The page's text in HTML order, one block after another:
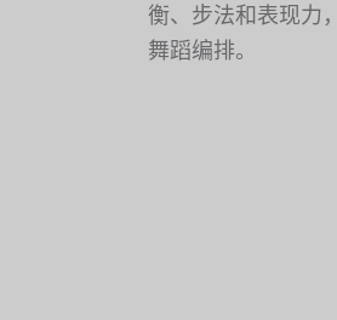
衡、步法和表现力
舞蹈编排。